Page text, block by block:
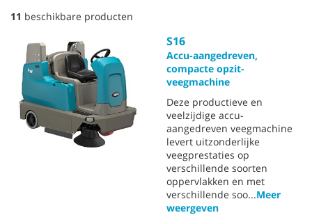
11 beschikbare producten
S16
Accu-aangedreven,
compacte opzit-
veegmachine
Deze productieve en
veelzijdige accu-
aangedreven veegmachine
levert uitzonderlijke
veegprestaties op
verschillende soorten
oppervlakken en met
verschillende soo...Meer
weergeven